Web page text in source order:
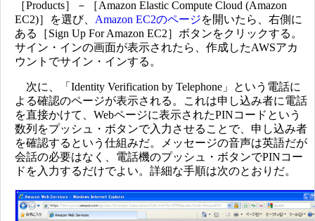
［Products］－［Amazon Elastic Compute Cloud (Amazon
EC2)］を選び、 Amazon EC2のページを開いたら、右側に
ある［Sign Up For Amazon EC2］ボタンをクリックする。
サイン・インの画面が表示されたら、作成したAWSアカ
ウントでサイン・インする。
次に、「Identity Verification by Telephone」という電話に
よる確認のページが表示される。これは申し込み者に電話
を直接かけて、Webページに表示されたPINコードという
数列をプッシュ・ボタンで入力させることで、申し込み者
を確認するという仕組みだ。メッセージの音声は英語だが
会話の必要はなく、電話機のプッシュ・ボタンでPINコー
ドを入力するだけでよい。詳細な手順は次のとおりだ。